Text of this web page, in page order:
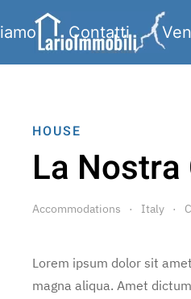
Contatti
HOUSE
La
Accommodations Italy
Lorem ipsum dolor sit
magna aliqua. Amet